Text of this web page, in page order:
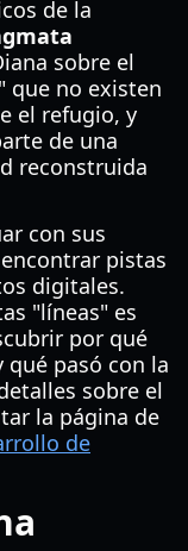
de la
sobre el
que no existen
el refugio, y
de una
reconstruida
con sus
pistas
digitales.
"líneas" es
por qué
qué pasó con la
sobre el
la página de
de